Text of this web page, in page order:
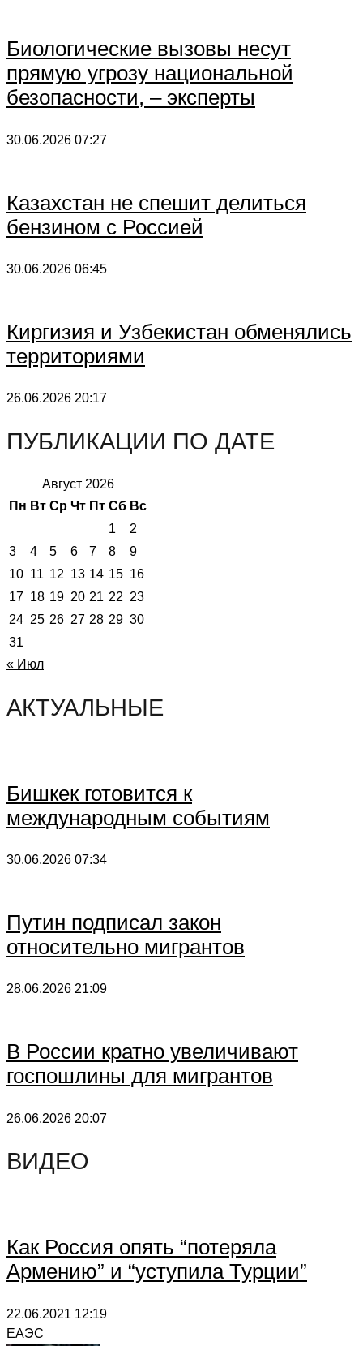
Биологические вызовы несут
прямую угрозу национальной
безопасности, – эксперты
30.06.2026 07:27
Казахстан не спешит делиться
бензином с Россией
30.06.2026 06:45
Киргизия и Узбекистан обменялись
территориями
26.06.2026 20:17
ПУБЛИКАЦИИ ПО ДАТЕ
Август 2026
Пн Вт Ср Чт Пт Сб Вс
1
2
3
4 5 6 7 8
9
10 11 12 13 14 15 16
17 18 19 20 21 22 23
24 25 26 27 28 29 30
31
« Июл
АКТУАЛЬНЫЕ
Бишкек готовится к
международным событиям
30.06.2026 07:34
Путин подписал закон
относительно мигрантов
28.06.2026 21:09
В России кратно увеличивают
госпошлины для мигрантов
26.06.2026 20:07
ВИДЕО
Как Россия опять “потеряла
Армению” и “уступила Турции”
22.06.2021 12:19
ЕАЭС